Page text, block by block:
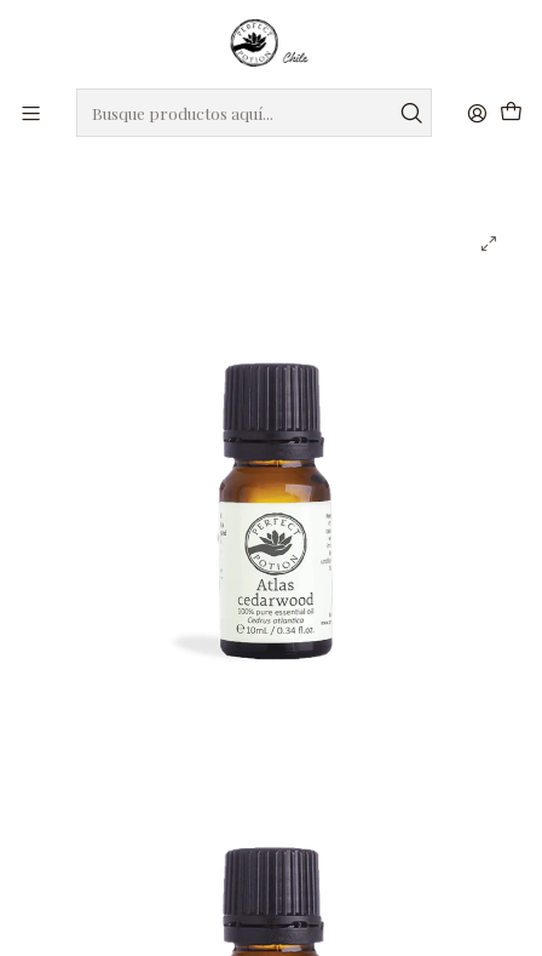
Regalos seleccionados para mamá
Mindfulness